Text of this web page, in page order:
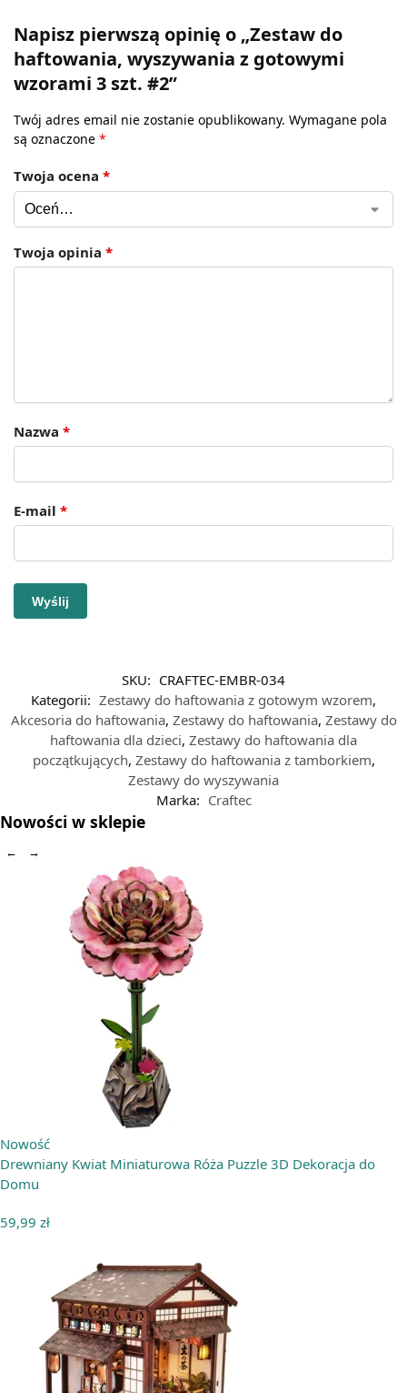
Napisz pierwszą opinię o „Zestaw do
haftowania, wyszywania z gotowymi
wzorami 3 szt. #2”
Twój adres email nie zostanie opublikowany. Wymagane pola
są oznaczone *
Twoja ocena *
Twoja opinia *
Nazwa *
E-mail *
SKU: CRAFTEC-EMBR-034
Kategorii: Zestawy do haftowania z gotowym wzorem,
Akcesoria do haftowania, Zestawy do haftowania, Zestawy do
haftowania dla dzieci, Zestawy do haftowania dla
początkujących, Zestawy do haftowania z tamborkiem,
Zestawy do wyszywania
Marka: Craftec
Nowości w sklepie
← →
Nowość
Drewniany Kwiat Miniaturowa Róża Puzzle 3D Dekoracja do
Domu
59,99 zł